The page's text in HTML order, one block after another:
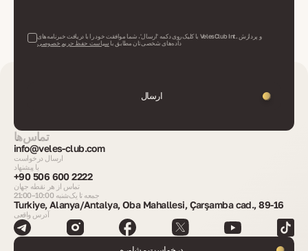
با کلیک روی دکمه 'ارسال'، شما موافقت خود را با دریافت خبرنامه‌های VelesClub Int. و پردازش
داده‌های شخصی‌تان مطابق با سیاست حفظ حریم خصوصی
ارسال
تماس‌ها
info@veles-club.com
ارسال درخواست
یا پیشنهاد
+90 506 600 2222
تماس از هر نقطه جهان
جمعه تا یک‌شنبه 10:00–21:00
Turkiye, Alanya/Antalya, Oba Mahallesi, Çarşamba cad., 89-16
آدرس واقعی